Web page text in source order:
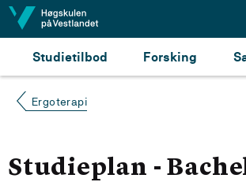
Hopp til innhald
Studietilbod Forsking
Ergoterapi
Studieplan -